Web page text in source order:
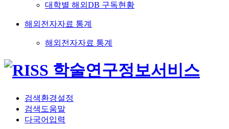
대학별 해외DB 구독현황
해외전자자료 통계
해외전자자료 통계
검색환경설정
검색도움말
다국어입력